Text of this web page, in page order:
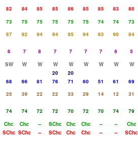
82 84 85 85 86 85 85 83 80
73 75 75 75 75 75 74 74 73
87 92 94 94 95 94 93 90 84
6 7 8 7 7 7 7 6 5
SW W W W W W W W W
20
20
68 66 81 76 71 60 51 61 69
25 39 22 22 33 29 14 12 31
74 74 72 72 70 72 70 74 79
Chc Chc -- SChc Chc Chc -- -- Chc
SChc SChc -- SChc Chc Chc -- -- SChc